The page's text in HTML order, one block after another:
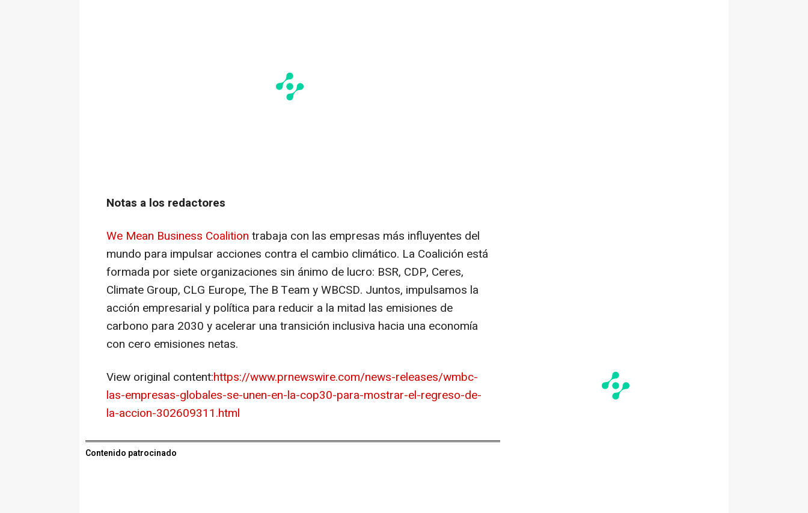
Notas a los redactores
We Mean Business Coalition trabaja con las empresas más influyentes del
mundo para impulsar acciones contra el cambio climático. La Coalición está
formada por siete organizaciones sin ánimo de lucro: BSR, CDP, Ceres,
Climate Group, CLG Europe, The B Team y WBCSD. Juntos, impulsamos la
acción empresarial y política para reducir a la mitad las emisiones de
carbono para 2030 y acelerar una transición inclusiva hacia una economía
con cero emisiones netas.
View original content:https://www.prnewswire.com/news-releases/wmbc-
las-empresas-globales-se-unen-en-la-cop30-para-mostrar-el-regreso-de-
la-accion-302609311.html
Contenido patrocinado